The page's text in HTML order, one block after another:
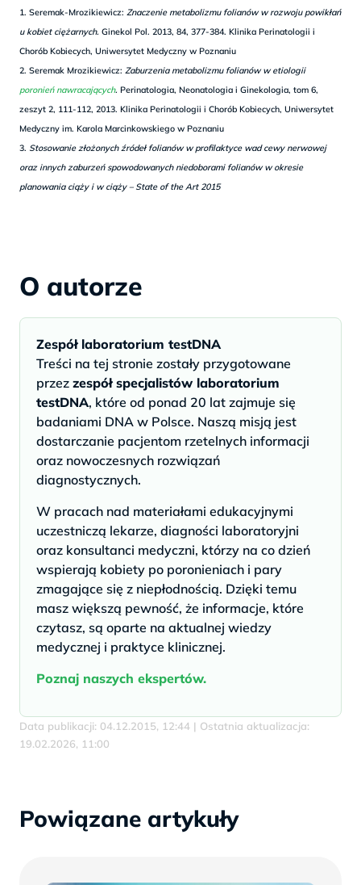
1. Seremak-Mrozikiewicz: Znaczenie metabolizmu folianów w rozwoju powikłań
u kobiet ciężarnych. Ginekol Pol. 2013, 84, 377-384. Klinika Perinatologii i
Chorób Kobiecych, Uniwersytet Medyczny w Poznaniu
2. Seremak Mrozikiewicz: Zaburzenia metabolizmu folianów w etiologii
poronień nawracających. Perinatologia, Neonatologia i Ginekologia, tom 6,
zeszyt 2, 111-112, 2013. Klinika Perinatologii i Chorób Kobiecych, Uniwersytet
Medyczny im. Karola Marcinkowskiego w Poznaniu
3. Stosowanie złożonych źródeł folianów w profilaktyce wad cewy nerwowej
oraz innych zaburzeń spowodowanych niedoborami folianów w okresie
planowania ciąży i w ciąży – State of the Art 2015
O autorze
Zespół laboratorium testDNA
Treści na tej stronie zostały przygotowane
przez zespół specjalistów laboratorium
testDNA, które od ponad 20 lat zajmuje się
badaniami DNA w Polsce. Naszą misją jest
dostarczanie pacjentom rzetelnych informacji
oraz nowoczesnych rozwiązań
diagnostycznych.
W pracach nad materiałami edukacyjnymi
uczestniczą lekarze, diagności laboratoryjni
oraz konsultanci medyczni, którzy na co dzień
wspierają kobiety po poronieniach i pary
zmagające się z niepłodnością. Dzięki temu
masz większą pewność, że informacje, które
czytasz, są oparte na aktualnej wiedzy
medycznej i praktyce klinicznej.
Poznaj naszych ekspertów.
Data publikacji: 04.12.2015, 12:44 | Ostatnia aktualizacja:
19.02.2026, 11:00
Powiązane artykuły